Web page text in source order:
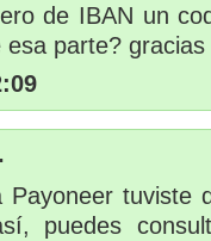
de IBAN un
parte? gracias
Payoneer tuviste
puedes